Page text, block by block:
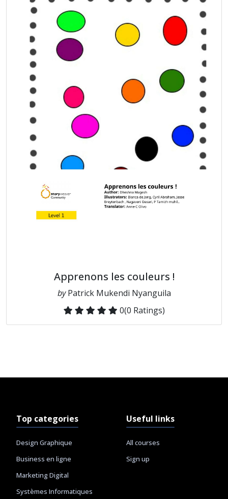
Apprenons les couleurs !
byPatrick Mukendi Nyanguila
0(0 Ratings)
Top categories
Design Graphique
Business en ligne
Marketing Digital
Systèmes Informatiques
Useful links
All courses
Sign up